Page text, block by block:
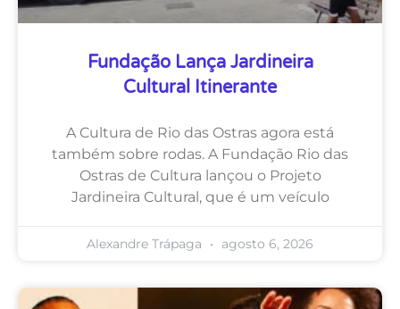
Fundação Lança Jardineira
Cultural Itinerante
A Cultura de Rio das Ostras agora está
também sobre rodas. A Fundação Rio das
Ostras de Cultura lançou o Projeto
Jardineira Cultural, que é um veículo
Alexandre Trápaga agosto 6, 2026